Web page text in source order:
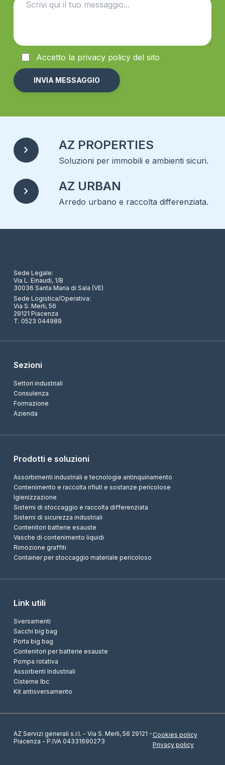
Accetto la privacypolicy del sito
chevron_right AZ PROPERTIES
Soluzioni per immobili e ambienti sicuri.
chevron_right AZ URBAN
Arredo urbano e raccolta differenziata.
Sede Legale:
Via L. Einaudi, 1/B
30036 Santa Maria di Sala (VE)
Sede Logistica/Operativa:
Via S. Merli, 56
29121 Piacenza
T. 0523 044989
Sezioni
Settori industriali
Consulenza
Formazione
Azienda
Prodotti e soluzioni
Assorbimenti industriali e tecnologie antinquinamento
Contenimento e raccolta rifiuti e sostanze pericolose
Igienizzazione
Sistemi di stoccaggio e raccolta differenziata
Sistemi di sicurezza industriali
Contenitori batterie esauste
Vasche di contenimento liquidi
Rimozione graffiti
Container per stoccaggio materiale pericoloso
Link utili
Sversamenti
Sacchi big bag
Porta big bag
Contenitori per batterie esauste
Pompa rotativa
Assorbenti Industriali
Cisterne Ibc
Kit antisversamento
AZ Servizi generali s.r.l. - Via S. Merli, 56 29121 -
Piacenza - P.IVA 04331690273
Cookies policy
Privacy policy